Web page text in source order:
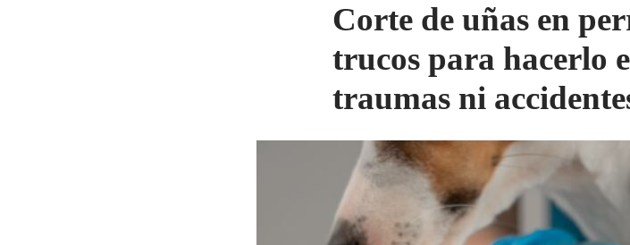
Corte de uñas en
trucos para hacerlo
traumas ni